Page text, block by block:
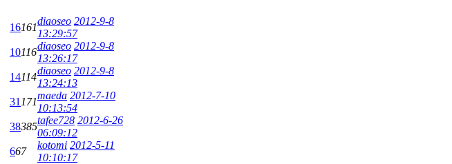
16161
diaoseo 2012-9-8
13:29:57
10116
diaoseo 2012-9-8
13:26:17
14114
diaoseo 2012-9-8
13:24:13
31 171
maeda 2012-7-10
10:13:54
38385
tafee728 2012-6-26
06:09:12
667
kotomi 2012-5-11
10:10:17